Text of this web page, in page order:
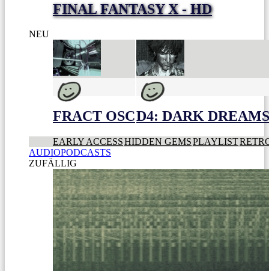
FINAL FANTASY X - HD
NEU
FRACT OSCD4: DARK
EARLY ACCESSHIDDEN GEMSPLAYLIST
AUDIOPODCASTS
ZUFÄLLIG